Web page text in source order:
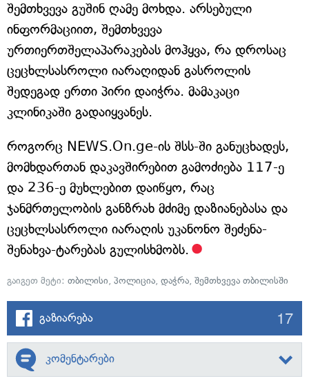
შემთხვევა გუშინ ღამე მოხდა. არსებული
ინფორმაციით, შემთხვევა
ურთიერთშელაპარაკებას მოჰყვა, რა დროსაც
ცეცხლსასროლი იარაღიდან გასროლის
შედეგად ერთი პირი დაიჭრა. მამაკაცი
კლინიკაში გადაიყვანეს.
როგორც NEWS.On.ge-ის შსს-ში განუცხადეს,
მომხდართან დაკავშირებით გამოძიება 117-ე
და 236-ე მუხლებით დაიწყო, რაც
ჯანმრთელობის განზრახ მძიმე დაზიანებასა და
ცეცხლსასროლი იარაღის უკანონო შეძენა-
შენახვა-ტარებას გულისხმობს.
გაიგეთ მეტი: თბილისი, პოლიცია, დაჭრა, შემთხვევა თბილისში
გაზიარება 17
კომენტარები